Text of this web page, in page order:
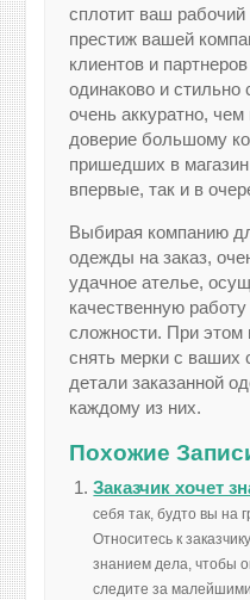
сплотит ваш
престиж вашей
клиентов и
одинаково и стильно
очень аккуратно,
доверие большому
пришедших в
впервые, так и в
Выбирая компанию
одежды на заказ,
удачное ателье,
качественную
сложности. При этом
снять мерки с ваших
детали заказанной
каждому из них.
Похожие
Заказчик хочет
себя так, будто вы на
Относитесь к
знанием дела, чтобы
следите за